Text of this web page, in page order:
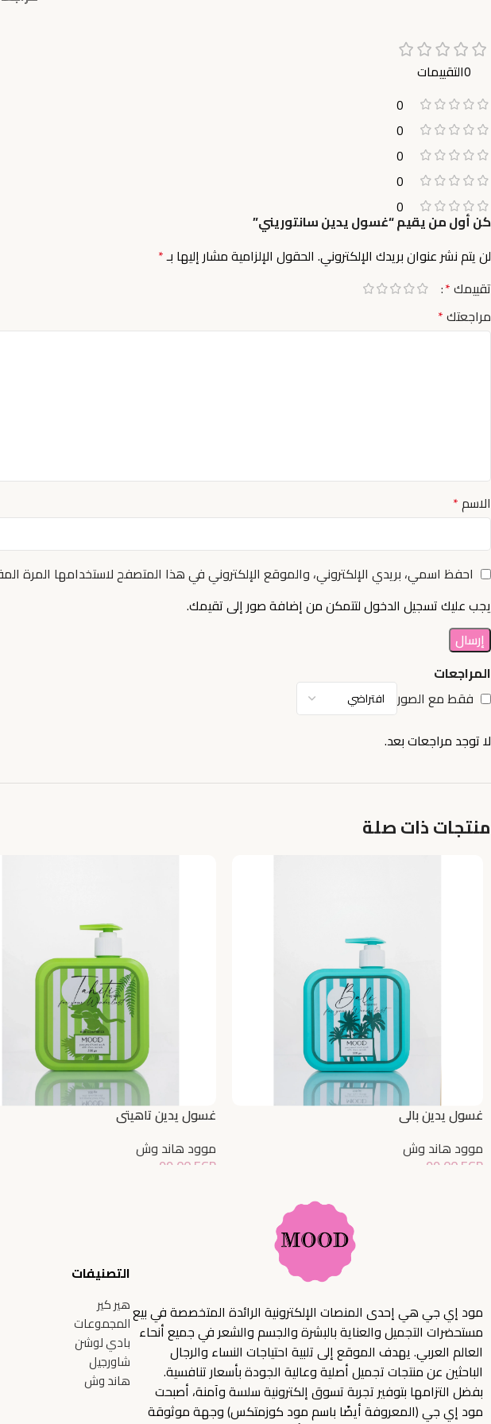
0التقييمات
0
0
0
0
0
المراجعات
فقط مع الصور
لا توجد مراجعات بعد.
كن أول من يقيم “غسول يدين سانتوريني”
لن يتم نشر عنوان بريدك الإلكتروني. الحقول الإلزامية مشار إليها بـ*
تقييمك*
مراجعتك*
الاسم*
احفظ اسمي، بريدي الإلكتروني، والموقع الإلكتروني في هذا المتصفح لاستخدامها المرة
يجب عليك تسجيل الدخول لتتمكن من إضافة صور إلى تقيمك.
منتجات ذات صلة
غسول يدين بالي
موود هاند وش
99,00EGP
غسول يدين تاهيتي
موود هاند وش
99,00EGP
مود إي جي هي إحدى المنصات الإلكترونية الرائدة المتخصصة في بيع
مستحضرات التجميل والعناية بالبشرة والجسم والشعر في جميع أنحاء
العالم العربي. يهدف الموقع إلى تلبية احتياجات النساء والرجال
الباحثين عن منتجات تجميل أصلية وعالية الجودة بأسعار تنافسية.
بفضل التزامها بتوفير تجربة تسوق إلكترونية سلسة وآمنة، أصبحت
مود إي جي (المعروفة أيضًا باسم مود كوزمتكس) وجهة موثوقة
التصنيفات
هير كير
المجموعات
بادي لوشن
شاورجيل
هاند وش